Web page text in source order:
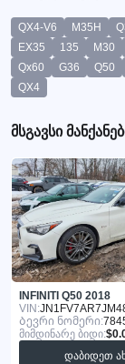
QX4-V6 M35H
EX35
135 M30
Qx60
G36 Q50
QX4
მსგავსი
INFINITI Q50 2018
VIN:
Ბევრი ნომერი:
მიმდინარე ბიდი:
დაბიდეთ